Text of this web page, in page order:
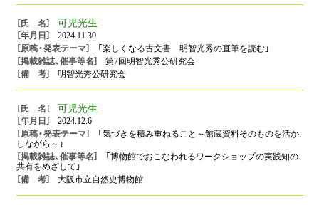
可児光生
2024.11.30
「楽しくなる古文書 明智光秀の直筆を読む」
第7回明智光秀公研究会
明智光秀公研究会
可児光生
2024.12.6
「気づきを積み重ねること～館蔵資料そのものを活か
しながら～」
「博物館でおこなわれるワークショップの実践知の
共有をめざして」
大阪市立自然史博物館